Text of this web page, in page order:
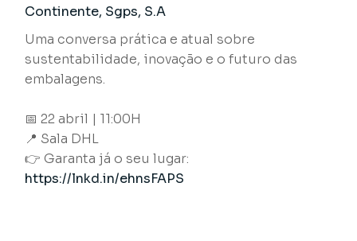
Continente, Sgps, S.A
Uma conversa prática e atual sobre
sustentabilidade, inovação e o futuro das
embalagens.
📅 22 abril | 11:00H
📍 Sala DHL
👉 Garanta já o seu lugar:
https://lnkd.in/ehnsFAPS